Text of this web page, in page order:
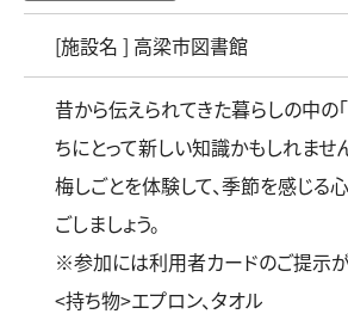
[施設名 ] 高梁市図書館
昔から伝えられてきた暮らしの中の
ちにとって新しい知識かもしれませ
梅しごとを体験して、季節を感じる
ごしましょう。
※参加には利用者カードのご提示が
<持ち物>エプロン、タオル